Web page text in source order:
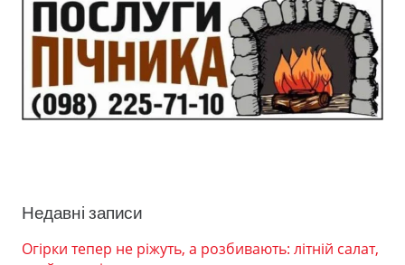
Недавні записи
Огірки тепер не ріжуть, а розбивають: літній салат,